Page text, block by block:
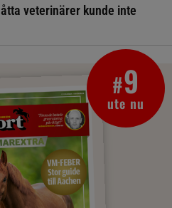
veterinärer kunde inte
#9
ute nu